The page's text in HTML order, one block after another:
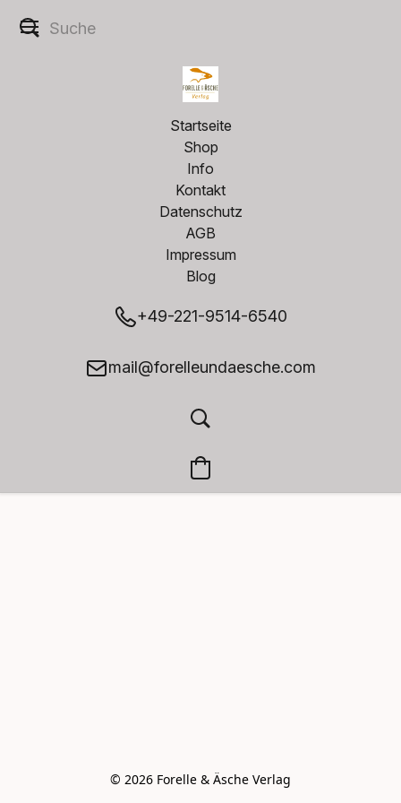
Startseite
Shop
Info
Kontakt
Datenschutz
AGB
Impressum
Blog
+49-221-9514-6540
mail@forelleundaesche.com
© 2026 Forelle & Äsche Verlag